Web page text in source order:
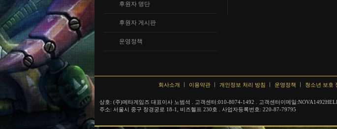
후원자 명단
후원자 게시판
운영정책
회사소개 이용약관 개인정보 처리 방침 운영정책 청소년 보호
상호: (주)메타게임즈 대표이사 노범석 . 고객센터:010-8074-1492 . 고객센터이메일
주소: 서울시 중구 창경궁로 18-1, 비즈헬프 230호 . 사업자등록번호: 220-87-79795